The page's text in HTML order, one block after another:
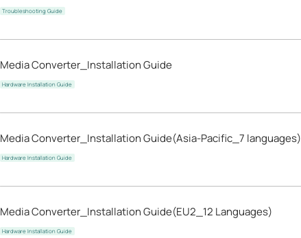
Troubleshooting Guide
Media Converter_Installation Guide
Hardware Installation Guide
Media Converter_Installation Guide(Asia-Pacific_7 languages)
Hardware Installation Guide
Media Converter_Installation Guide(EU2_12 Languages)
Hardware Installation Guide